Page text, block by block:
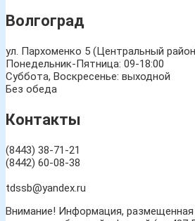
Волгоград
ул. Пархоменко 5 (Центральный
Понедельник-Пятница: 09-18:00
Суббота, Воскресенье: выходной
Без обеда
Контакты
(8443) 38-71-21
(8442) 60-08-38
tdssb@yandex.ru
Внимание! Информация, размещенная